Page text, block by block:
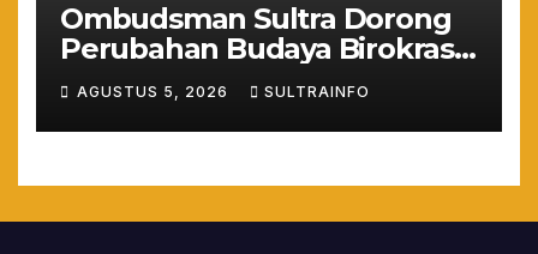
Ombudsman Sultra Dorong
Perubahan Budaya Birokrasi
Lewat Penilaian
Maladministrasi 2026
AGUSTUS 5, 2026 SULTRAINFO